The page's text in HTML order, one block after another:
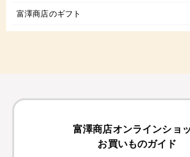
富澤商店のギフト
富澤商店オンラインショ
お買いものガイド